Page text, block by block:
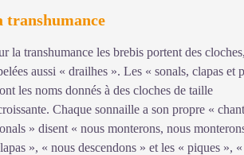
transhumance
la transhumance les brebis portent des cloches,
aussi « drailhes ». Les « sonals, clapas et
les noms donnés à des cloches de taille
Chaque sonnaille a son propre «
» disent « nous monterons, nous
», « nous descendons » et les « piques »,